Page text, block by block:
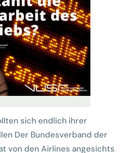
sich endlich ihrer
Der Bundesverband der
von den Airlines angesichts